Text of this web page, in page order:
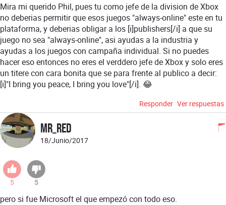
Mira mi querido Phil, pues tu como jefe de la division de Xbox
no deberias permitir que esos juegos "always-online" este en tu
plataforma, y deberias obligar a los [i]publishers[/i] a que su
juego no sea "always-online", asi ayudas a la industria y
ayudas a los juegos con campaña individual. Si no puedes
hacer eso entonces no eres el verddero jefe de Xbox y solo eres
un titere con cara bonita que se para frente al publico a decir:
[i]"I bring you peace, I bring you love"[/i]. 😂
Responder Ver respuestas
Mr_Red
18/Junio/2017
5 5
pero si fue Microsoft el que empezó con todo eso.